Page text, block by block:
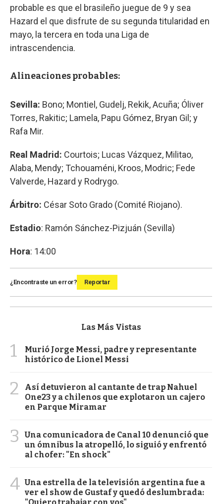
probable es que el brasileño juegue de 9 y sea
Hazard el que disfrute de su segunda titularidad en
mayo, la tercera en toda una Liga de
intrascendencia.
Alineaciones probables:
Sevilla: Bono; Montiel, Gudelj, Rekik, Acuña; Óliver
Torres, Rakitic; Lamela, Papu Gómez, Bryan Gil; y
Rafa Mir.
Real Madrid: Courtois; Lucas Vázquez, Militao,
Alaba, Mendy; Tchouaméni, Kroos, Modric; Fede
Valverde, Hazard y Rodrygo.
Árbitro: César Soto Grado (Comité Riojano).
Estadio: Ramón Sánchez-Pizjuán (Sevilla)
Hora: 14:00
¿Encontraste un error? Reportar
Las Más Vistas
1
Murió Jorge Messi, padre y representante
histórico de Lionel Messi
2
Así detuvieron al cantante de trap Nahuel
One23 y a chilenos que explotaron un cajero
en Parque Miramar
3
Una comunicadora de Canal 10 denunció que
un ómnibus la atropelló, lo siguió y enfrentó
al chofer: "En shock"
4 Una estrella de la televisión argentina fue a
ver el show de Gustaf y quedó deslumbrada: